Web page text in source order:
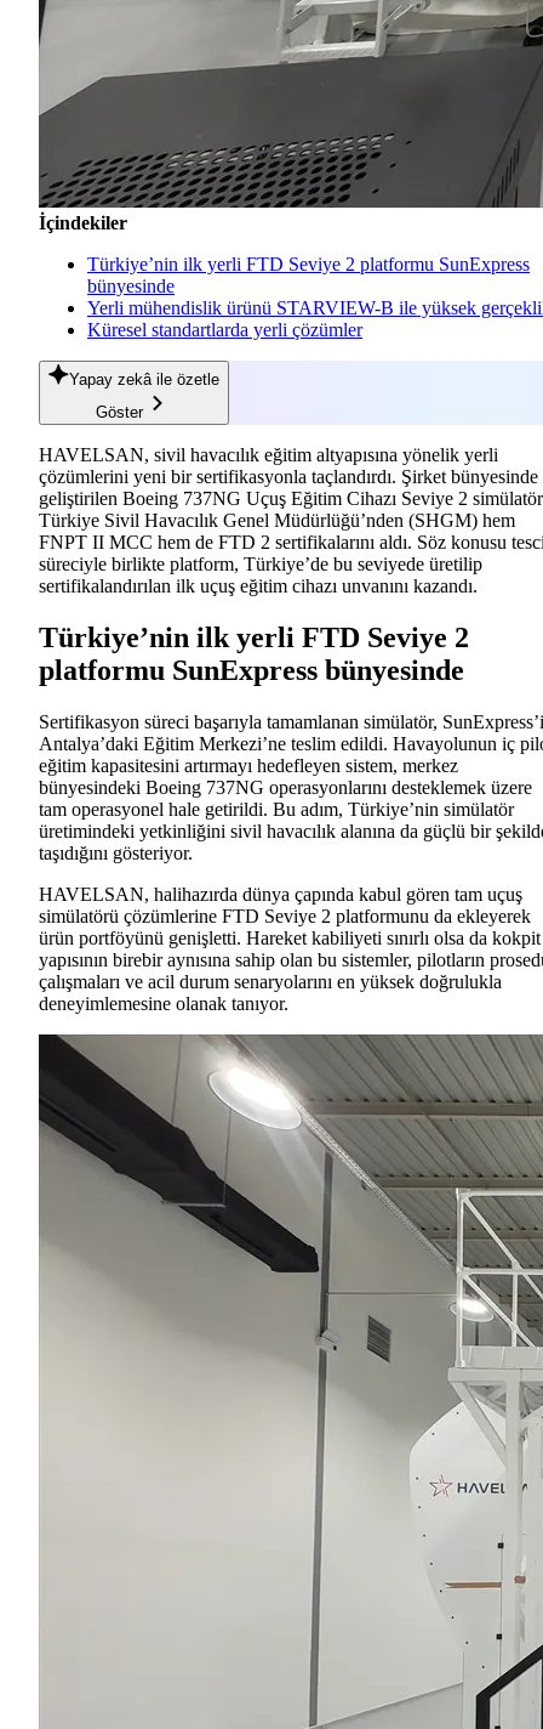
İçindekiler
Türkiye’nin ilk yerli FTD Seviye 2 platformu SunExpress
bünyesinde
Yerli mühendislik ürünü STARVIEW-B ile yüksek
Küresel standartlarda yerli çözümler
Yapay zekâ ile özetle
Göster
HAVELSAN, sivil havacılık eğitim altyapısına yönelik yerli
çözümlerini yeni bir sertifikasyonla taçlandırdı. Şirket bünyesinde
geliştirilen Boeing 737NG Uçuş Eğitim Cihazı Seviye 2
Türkiye Sivil Havacılık Genel Müdürlüğü’nden (SHGM) hem
FNPT II MCC hem de FTD 2 sertifikalarını aldı. Söz konusu
süreciyle birlikte platform, Türkiye’de bu seviyede üretilip
sertifikalandırılan ilk uçuş eğitim cihazı unvanını kazandı.
Türkiye’nin ilk yerli FTD Seviye 2
platformu SunExpress bünyesinde
Sertifikasyon süreci başarıyla tamamlanan simülatör,
Antalya’daki Eğitim Merkezi’ne teslim edildi. Havayolunun iç
eğitim kapasitesini artırmayı hedefleyen sistem, merkez
bünyesindeki Boeing 737NG operasyonlarını desteklemek üzere
tam operasyonel hale getirildi. Bu adım, Türkiye’nin simülatör
üretimindeki yetkinliğini sivil havacılık alanına da güçlü bir
taşıdığını gösteriyor.
HAVELSAN, halihazırda dünya çapında kabul gören tam uçuş
simülatörü çözümlerine FTD Seviye 2 platformunu da ekleyerek
ürün portföyünü genişletti. Hareket kabiliyeti sınırlı olsa da kokpit
yapısının birebir aynısına sahip olan bu sistemler, pilotların
çalışmaları ve acil durum senaryolarını en yüksek doğrulukla
deneyimlemesine olanak tanıyor.